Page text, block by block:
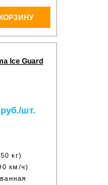
Ice Guard
шт.
кг)
км/ч)